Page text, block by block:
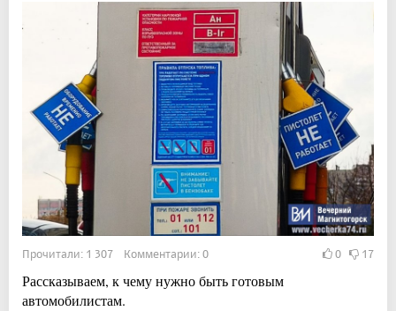
Прочитали: 1 307 Комментарии: 0 0 17
Рассказываем, к чему нужно быть готовым
автомобилистам.